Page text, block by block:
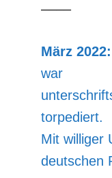
––––
März 2022:
war
torpediert.
Mit williger
deutschen